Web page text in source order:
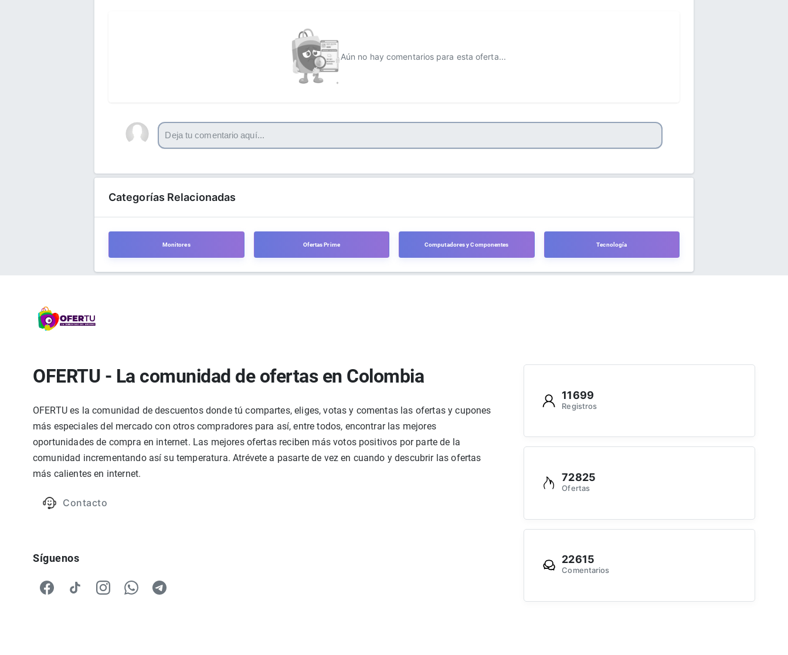
Aún no hay comentarios para esta oferta...
Categorías Relacionadas
Monitores Ofertas Prime Computadores y Componentes Tecnología
OFERTU - La comunidad de ofertas en Colombia
OFERTU es la comunidad de descuentos donde tú compartes, eliges, votas y comentas las ofertas y cupones
más especiales del mercado con otros compradores para así, entre todos, encontrar las mejores
oportunidades de compra en internet. Las mejores ofertas reciben más votos positivos por parte de la
comunidad incrementando así su temperatura. Atrévete a pasarte de vez en cuando y descubrir las ofertas
más calientes en internet.
Contacto
Síguenos
11699
Registros
72825
Ofertas
22615
Comentarios